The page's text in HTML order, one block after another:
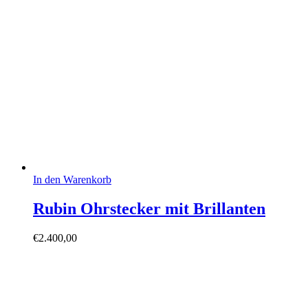
In den Warenkorb
Rubin Ohrstecker mit Brillanten
€2.400,00